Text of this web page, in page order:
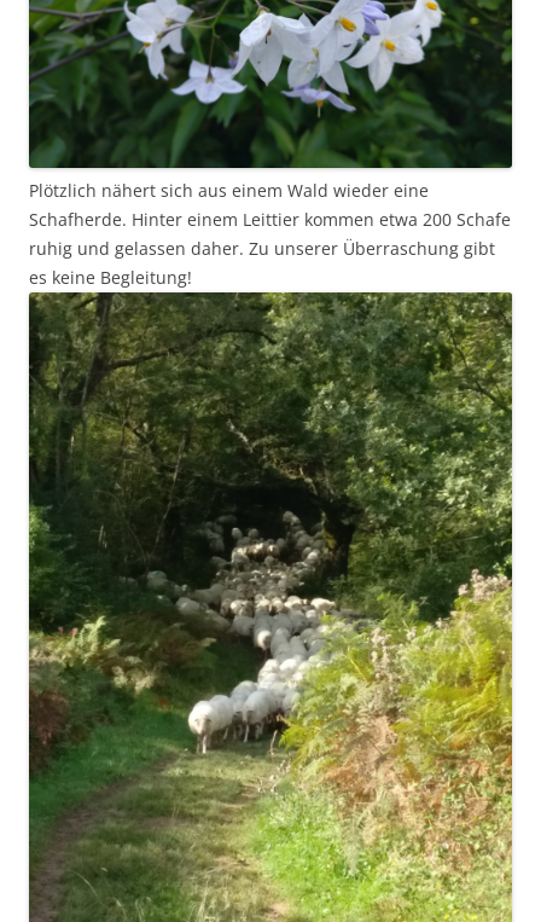
Plötzlich nähert sich aus einem Wald wieder eine
Schafherde. Hinter einem Leittier kommen etwa 200 Schafe
ruhig und gelassen daher. Zu unserer Überraschung gibt
es keine Begleitung!